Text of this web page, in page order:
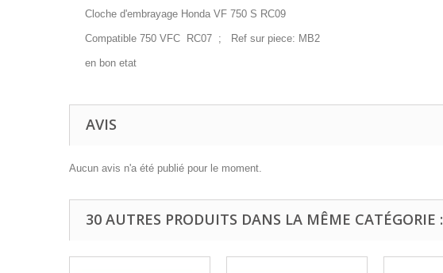
Cloche d'embrayage Honda VF 750 S RC09
Compatible 750 VFC RC07 ; Ref sur piece: MB2
en bon etat
AVIS
Aucun avis n'a été publié pour le moment.
30 AUTRES PRODUITS DANS LA MÊME CATÉGORIE :